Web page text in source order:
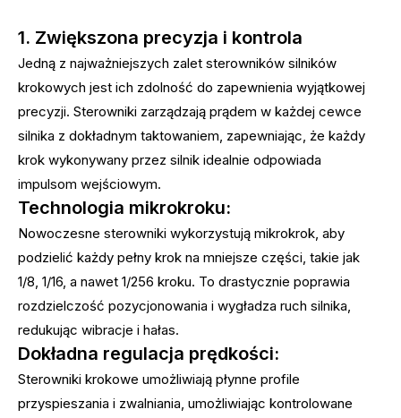
1. Zwiększona precyzja i kontrola
Jedną z najważniejszych zalet sterowników silników
krokowych jest ich zdolność do zapewnienia wyjątkowej
precyzji. Sterowniki zarządzają prądem w każdej cewce
silnika z dokładnym taktowaniem, zapewniając, że każdy
krok wykonywany przez silnik idealnie odpowiada
impulsom wejściowym.
Technologia mikrokroku:
Nowoczesne sterowniki wykorzystują mikrokrok, aby
podzielić każdy pełny krok na mniejsze części, takie jak
1/8, 1/16, a nawet 1/256 kroku. To drastycznie poprawia
rozdzielczość pozycjonowania i wygładza ruch silnika,
redukując wibracje i hałas.
Dokładna regulacja prędkości:
Sterowniki krokowe umożliwiają płynne profile
przyspieszania i zwalniania, umożliwiając kontrolowane